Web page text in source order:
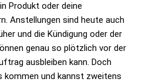
Produkt oder deine
Anstellungen sind heute auch
und die Kündigung oder der
genau so plötzlich vor der
ausbleiben kann. Doch
und kannst zweitens